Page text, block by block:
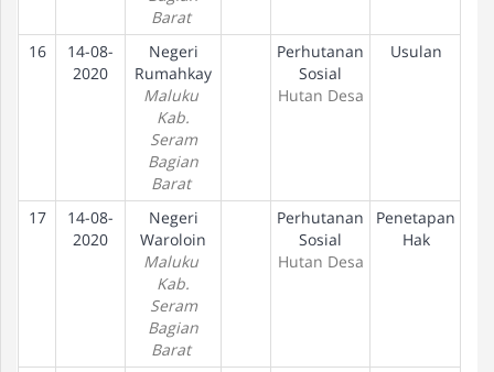
Barat
16
14-08-
2020
Negeri
Rumahkay
Maluku
Kab.
Seram
Bagian
Barat
Perhutanan
Sosial
Hutan Desa
Usulan
17
14-08-
2020
Negeri
Waroloin
Maluku
Kab.
Seram
Bagian
Barat
Perhutanan
Sosial
Hutan Desa
Penetapan
Hak